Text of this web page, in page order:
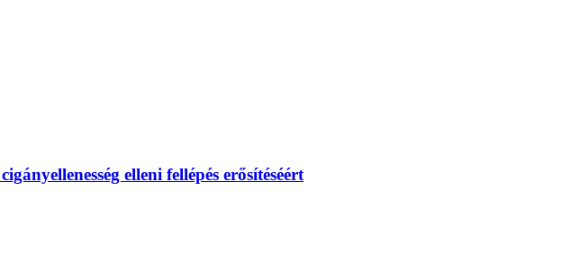
elleni fellépés erősítéséért